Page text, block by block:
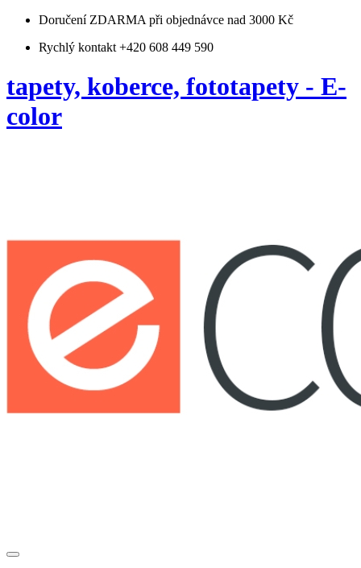
Doručení ZDARMA při objednávce nad 3000 Kč
Rychlý kontakt +420 608 449 590
tapety, koberce, fototapety - E-
color